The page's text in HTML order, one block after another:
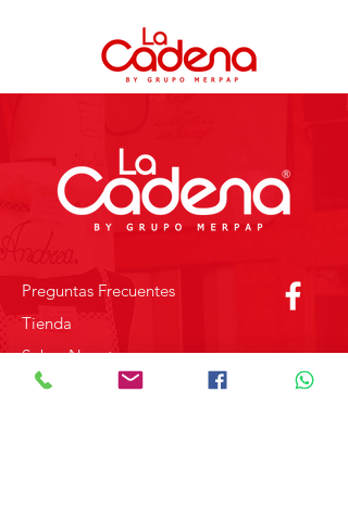
Preguntas Frecuentes
Tienda
Sobre Nosotros
Contacto